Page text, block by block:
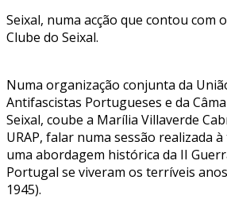
Seixal, numa acção que contou com
Clube do Seixal.
Numa organização conjunta da
Antifascistas Portugueses e da
Seixal, coube a Marília Villaverde
URAP, falar numa sessão realizada
uma abordagem histórica da II
Portugal se viveram os terríveis
1945).